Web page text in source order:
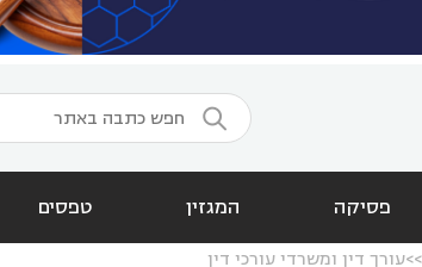

פסיקה המגזין טפסים
עורך דין ומשרדי עורכי דין